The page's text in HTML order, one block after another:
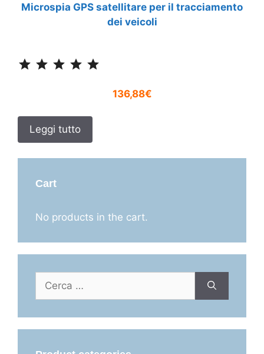
Microspia GPS satellitare per il tracciamento
dei veicoli
136,88€
Leggi tutto
Cart
No products in the cart.
per: